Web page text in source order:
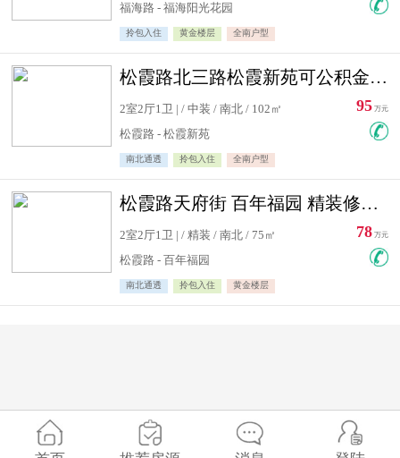
福海路 - 福海阳光花园
拎包入住 黄金楼层 全南户型
松霞路北三路松霞新苑可公积金贷款北小区南北通透住宅急售
2室2厅1卫 | / 中装 / 南北 / 102㎡
松霞路 - 松霞新苑
南北通透 拎包入住 全南户型
95 万元
松霞路天府街 百年福园 精装修住宅急售
2室2厅1卫 | / 精装 / 南北 / 75㎡
松霞路 - 百年福园
南北通透 拎包入住 黄金楼层
78 万元